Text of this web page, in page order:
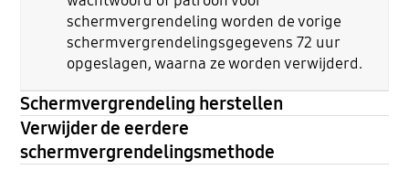
schermvergrendeling worden de vorige
schermvergrendelingsgegevens 72 uur
opgeslagen, waarna ze worden verwijderd.
Schermvergrendeling herstellen
Verwijder de eerdere
schermvergrendelingsmethode